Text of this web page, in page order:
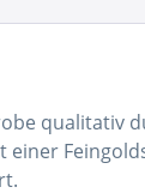
qualitativ